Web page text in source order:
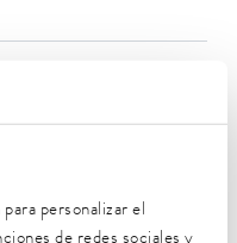
personalizar el